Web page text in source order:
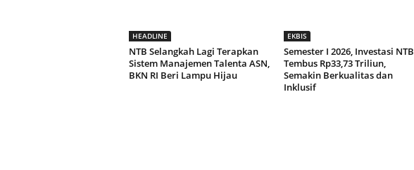
HEADLINE
NTB Selangkah Lagi Terapkan
Sistem Manajemen Talenta ASN,
BKN RI Beri Lampu Hijau
EKBIS
Semester I 2026, Investasi NTB
Tembus Rp33,73 Triliun,
Semakin Berkualitas dan
Inklusif